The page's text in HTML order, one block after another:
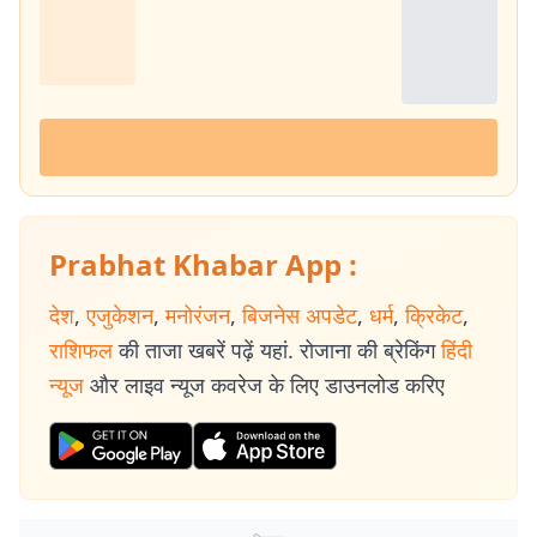
Prabhat Khabar App :
देश, एजुकेशन, मनोरंजन, बिजनेस अपडेट, धर्म, क्रिकेट,
राशिफल की ताजा खबरें पढ़ें यहां. रोजाना की ब्रेकिंग हिंदी
न्यूज और लाइव न्यूज कवरेज के लिए डाउनलोड करिए